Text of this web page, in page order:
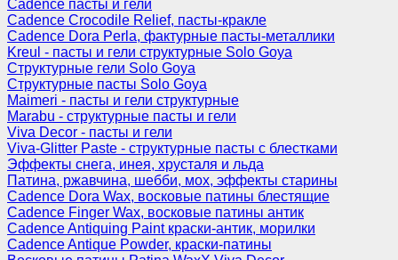
Cadence пасты и гели
Cadence Crocodile Relief, пасты-кракле
Cadence Dora Perla, фактурные пасты-металлики
Kreul - пасты и гели структурные Solo Goya
Структурные гели Solo Goya
Структурные пасты Solo Goya
Maimeri - пасты и гели структурные
Marabu - структурные пасты и гели
Viva Decor - пасты и гели
Viva-Glitter Paste - структурные пасты с блестками
Эффекты снега, инея, хрусталя и льда
Патина, ржавчина, шебби, мох, эффекты старины
Cadence Dora Wax, восковые патины блестящие
Cadence Finger Wax, восковые патины антик
Сadence Antiquing Paint краски-антик, морилки
Cadence Antique Powder, краски-патины